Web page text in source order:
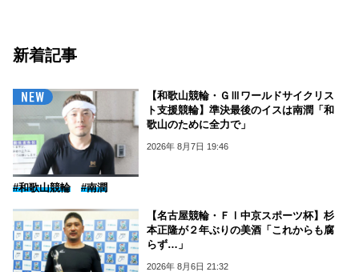
新着記事
【和歌山競輪・ＧⅢワールドサイクリス
ト支援競輪】準決最後のイスは南潤「和
歌山のために全力で」
2026年 8月7日 19:46
#和歌山競輪 #南潤
【名古屋競輪・ＦⅠ中京スポーツ杯】杉
本正隆が２年ぶりの美酒「これからも腐
らず…」
2026年 8月6日 21:32